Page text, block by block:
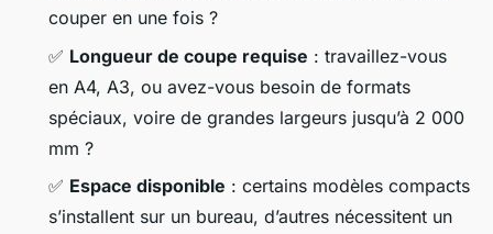
couper en une fois ?
✅ Longueur de coupe requise : travaillez-vous
en A4, A3, ou avez-vous besoin de formats
spéciaux, voire de grandes largeurs jusqu’à 2 000
mm ?
✅ Espace disponible : certains modèles compacts
s’installent sur un bureau, d’autres nécessitent un